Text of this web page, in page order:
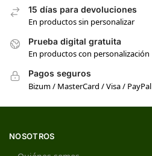
15 días para devoluciones
En productos sin personalizar
Prueba digital gratuita
En productos con personalización
Pagos seguros
Bizum / MasterCard / Visa / PayPal
NOSOTROS